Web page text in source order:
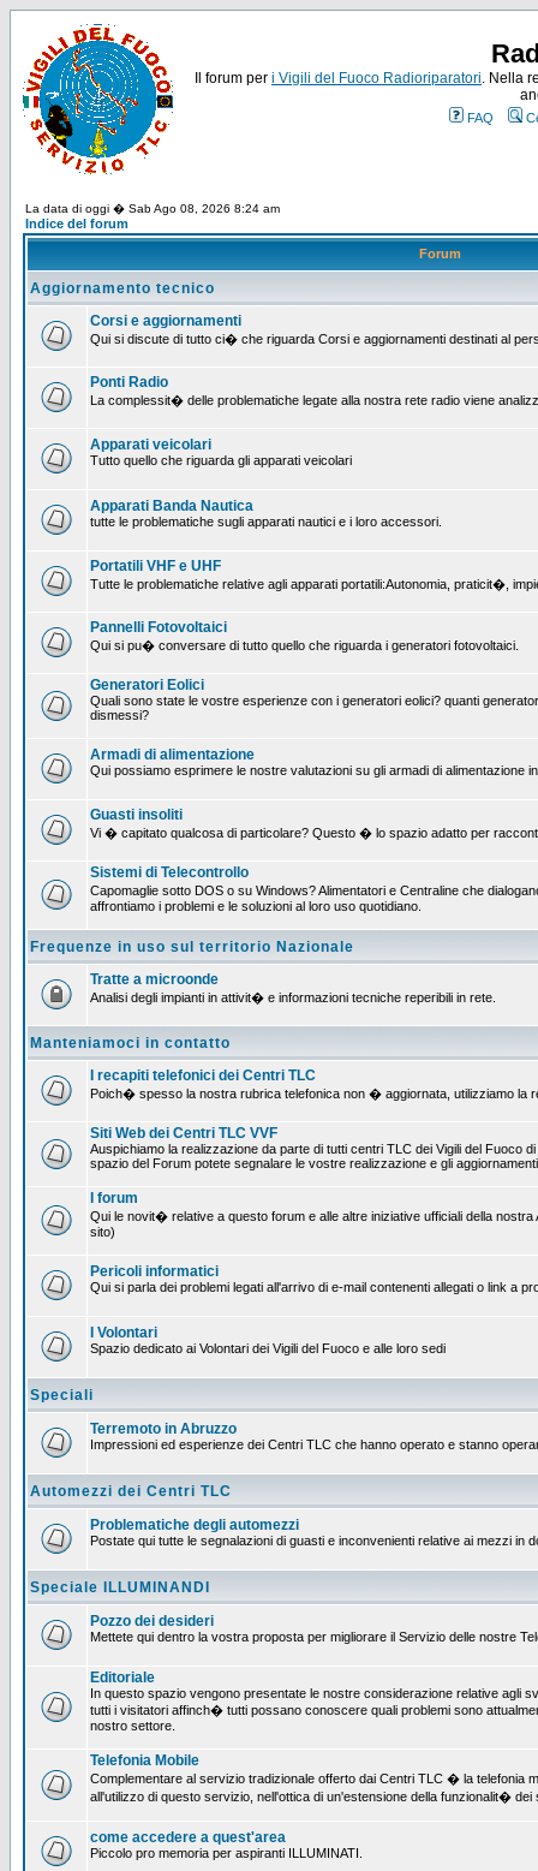
Il forum per i Vigili del Fuoco Radioriparatori. Nella
FAQ
La data di oggi � Sab Ago 08, 2026 8:24 am
Indice del forum
Forum
Aggiornamento tecnico
Corsi e aggiornamenti
Qui si discute di tutto ci� che riguarda Corsi e aggiornamenti destinati al
Ponti Radio
La complessit� delle problematiche legate alla nostra rete radio viene
Apparati veicolari
Tutto quello che riguarda gli apparati veicolari
Apparati Banda Nautica
tutte le problematiche sugli apparati nautici e i loro accessori.
Portatili VHF e UHF
Tutte le problematiche relative agli apparati portatili:Autonomia, praticit�,
Pannelli Fotovoltaici
Qui si pu� conversare di tutto quello che riguarda i generatori fotovoltaici.
Generatori Eolici
Quali sono state le vostre esperienze con i generatori eolici? quanti
dismessi?
Armadi di alimentazione
Qui possiamo esprimere le nostre valutazioni su gli armadi di alimentazione
Guasti insoliti
Vi � capitato qualcosa di particolare? Questo � lo spazio adatto per
Sistemi di Telecontrollo
Capomaglie sotto DOS o su Windows? Alimentatori e Centraline che
affrontiamo i problemi e le soluzioni al loro uso quotidiano.
Frequenze in uso sul territorio Nazionale
Tratte a microonde
Analisi degli impianti in attivit� e informazioni tecniche reperibili in rete.
Manteniamoci in contatto
I recapiti telefonici dei Centri TLC
Poich� spesso la nostra rubrica telefonica non � aggiornata, utilizziamo la
Siti Web dei Centri TLC VVF
Auspichiamo la realizzazione da parte di tutti centri TLC dei Vigili del Fuoco
spazio del Forum potete segnalare le vostre realizzazione e gli
I forum
Qui le novit� relative a questo forum e alle altre iniziative ufficiali della
sito)
Pericoli informatici
Qui si parla dei problemi legati all'arrivo di e-mail contenenti allegati o link a
I Volontari
Spazio dedicato ai Volontari dei Vigili del Fuoco e alle loro sedi
Speciali
Terremoto in Abruzzo
Impressioni ed esperienze dei Centri TLC che hanno operato e stanno
Automezzi dei Centri TLC
Problematiche degli automezzi
Postate qui tutte le segnalazioni di guasti e inconvenienti relative ai mezzi in
Speciale ILLUMINANDI
Pozzo dei desideri
Mettete qui dentro la vostra proposta per migliorare il Servizio delle nostre
Editoriale
In questo spazio vengono presentate le nostre considerazione relative agli
tutti i visitatori affinch� tutti possano conoscere quali problemi sono
nostro settore.
Telefonia Mobile
Complementare al servizio tradizionale offerto dai Centri TLC � la telefonia
all'utilizzo di questo servizio, nell'ottica di un'estensione della funzionalit�
come accedere a quest'area
Piccolo pro memoria per aspiranti ILLUMINATI.